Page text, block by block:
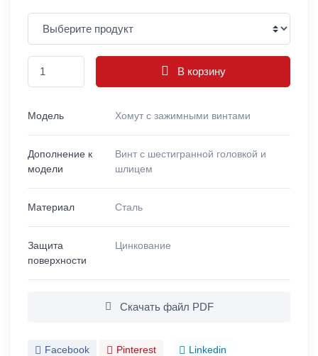
В корзину
Модель Хомут с зажимными винтами
Дополнение к
модели
Винт с шестигранной головкой и
шлицем
Материал Сталь
Защита
поверхности
Цинкование
Скачать файл PDF
Facebook Pinterest Linkedin